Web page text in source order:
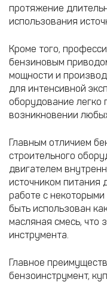
протяжение
использования
Кроме того,
бензиновым
мощности и
для интенсивной
оборудование легко
возникновении
Главным отличием
строительного
двигателем
источником питания
работе с
быть использован
масляная смесь, что
инструмента.
Главное
бензоинструмент,